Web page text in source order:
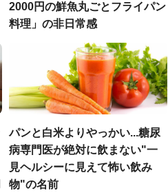
2000円の鮮魚丸ごとフライパン
料理」の非日常感
パンと白米よりやっかい...糖尿
病専門医が絶対に飲まない"一
見ヘルシーに見えて怖い飲み
物"の名前